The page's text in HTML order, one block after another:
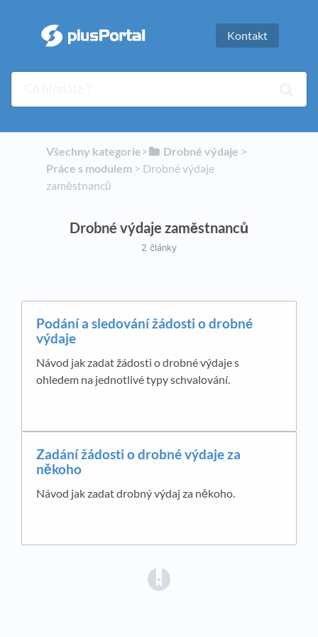
Kontakt
Všechny kategorie​>​ ​Drobné výdaje ​ > ​
Práce s modulem​ > ​ ​Drobné výdaje
zaměstnanců
Drobné výdaje zaměstnanců
2 články
Podání a sledování žádosti o drobné
výdaje
Návod jak zadat žádosti o drobné výdaje s
ohledem na jednotlivé typy schvalování.
Zadání žádosti o drobné výdaje za
někoho
Návod jak zadat drobný výdaj za někoho.